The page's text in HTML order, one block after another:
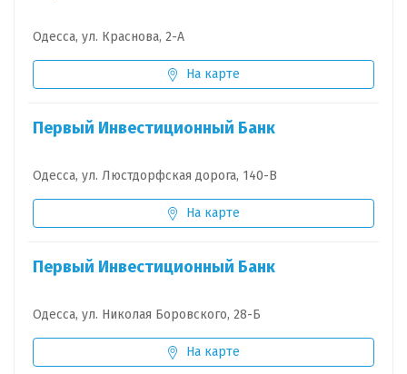
Одесса, ул. Краснова, 2-А
На карте
Первый Инвестиционный Банк
Одесса, ул. Люстдорфская дорога, 140-В
На карте
Первый Инвестиционный Банк
Одесса, ул. Николая Боровского, 28-Б
На карте